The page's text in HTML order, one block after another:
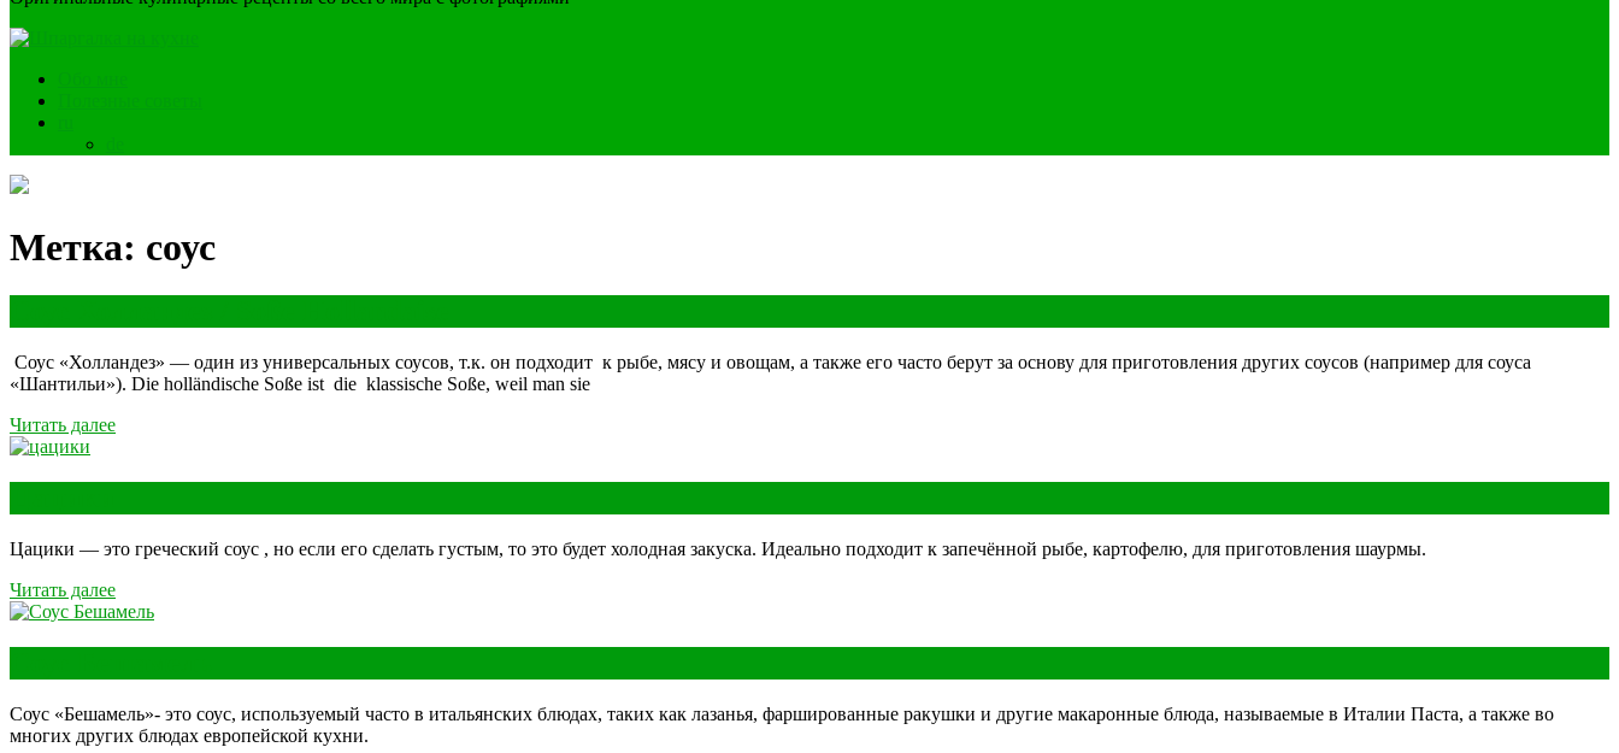
Метка: соус
Соус «Холландез» — один из универсальных соусов, т.к. он подходит к рыбе, мясу и овощам, а также его часто берут за основу для приготовления других соусов (например для соуса
«Шантильи»). Die holländische Soße ist die klassische Soße, weil man sie
Читать далее
Цацики — это греческий соус , но если его сделать густым, то это будет холодная закуска. Идеально подходит к запечённой рыбе, картофелю, для приготовления шаурмы.
Читать далее
Соус «Бешамель»- это соус, используемый часто в итальянских блюдах, таких как лазанья, фаршированные ракушки и другие макаронные блюда, называемые в Италии Паста, а также во
многих других блюдах европейской кухни.